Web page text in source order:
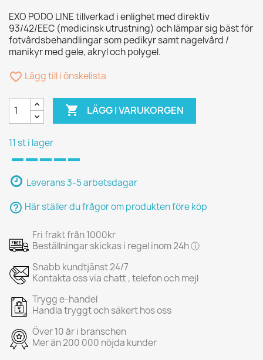
EXO PODO LINE tillverkad i enlighet med direktiv
93/42/EEC (medicinsk utrustning) och lämpar sig bäst för
fotvårdsbehandlingar som pedikyr samt nagelvård /
manikyr med gele, akryl och polygel.
favorite_border Lägg till i önskelista
 LÄGG I VARUKORGEN
11 st i lager
Leverans 3-5 arbetsdagar
help_outline Här ställer du frågor om produkten före köp
Fri frakt från 1000kr
Beställningar skickas i regel inom 24h ⓘ
Snabb kundtjänst 24/7
Kontakta oss via chatt , telefon och mejl
Trygg e-handel
Handla tryggt och säkert hos oss
Över 10 år i branschen
Mer än 200 000 nöjda kunder